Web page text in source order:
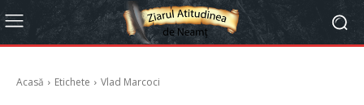
Acasă Etichete Vlad Marcoci